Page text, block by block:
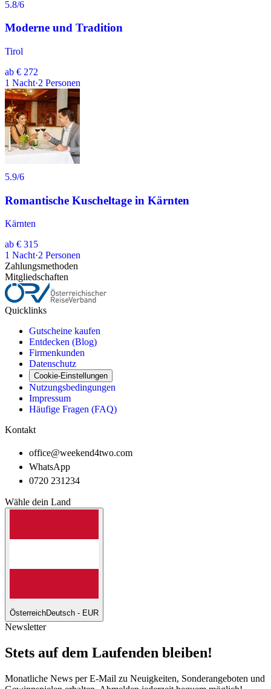
5.8/6
Moderne und Tradition
Tirol
ab € 272
1 Nacht·2 Personen
5.9/6
Romantische Kuscheltage in Kärnten
Kärnten
ab € 315
1 Nacht·2 Personen
Zahlungsmethoden
Mitgliedschaften
Quicklinks
Gutscheine kaufen
Entdecken (Blog)
Firmenkunden
Datenschutz
Cookie-Einstellungen
Nutzungsbedingungen
Impressum
Häufige Fragen (FAQ)
Kontakt
office@weekend4two.com
WhatsApp
0720 231234
Wähle dein Land
ÖsterreichDeutsch - EUR
Newsletter
Stets auf dem Laufenden bleiben!
Monatliche News per E-Mail zu Neuigkeiten, Sonderangeboten und